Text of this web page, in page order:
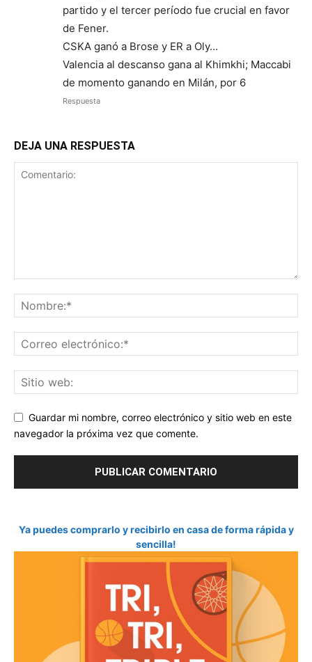
partido y el tercer período fue crucial en favor
de Fener.
CSKA ganó a Brose y ER a Oly…
Valencia al descanso gana al Khimkhi; Maccabi
de momento ganando en Milán, por 6
Respuesta
DEJA UNA RESPUESTA
Guardar mi nombre, correo electrónico y sitio web en este
navegador la próxima vez que comente.
Ya puedes comprarlo y recibirlo en casa de forma rápida y
sencilla!